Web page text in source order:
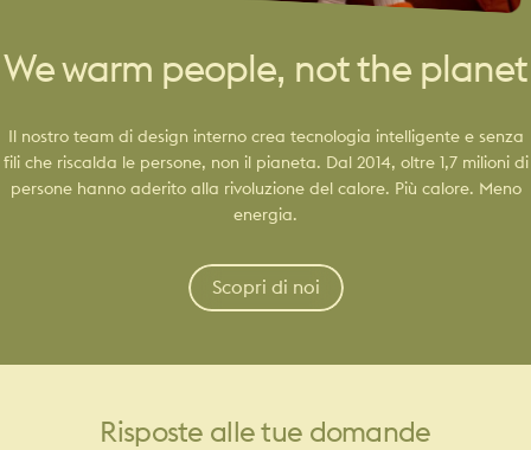
We warm people, not the planet
Il nostro team di design interno crea tecnologia intelligente e senza
fili che riscalda le persone, non il pianeta. Dal 2014, oltre 1,7 milioni di
persone hanno aderito alla rivoluzione del calore. Più calore. Meno
energia.
Scopri di noi
Risposte alle tue domande